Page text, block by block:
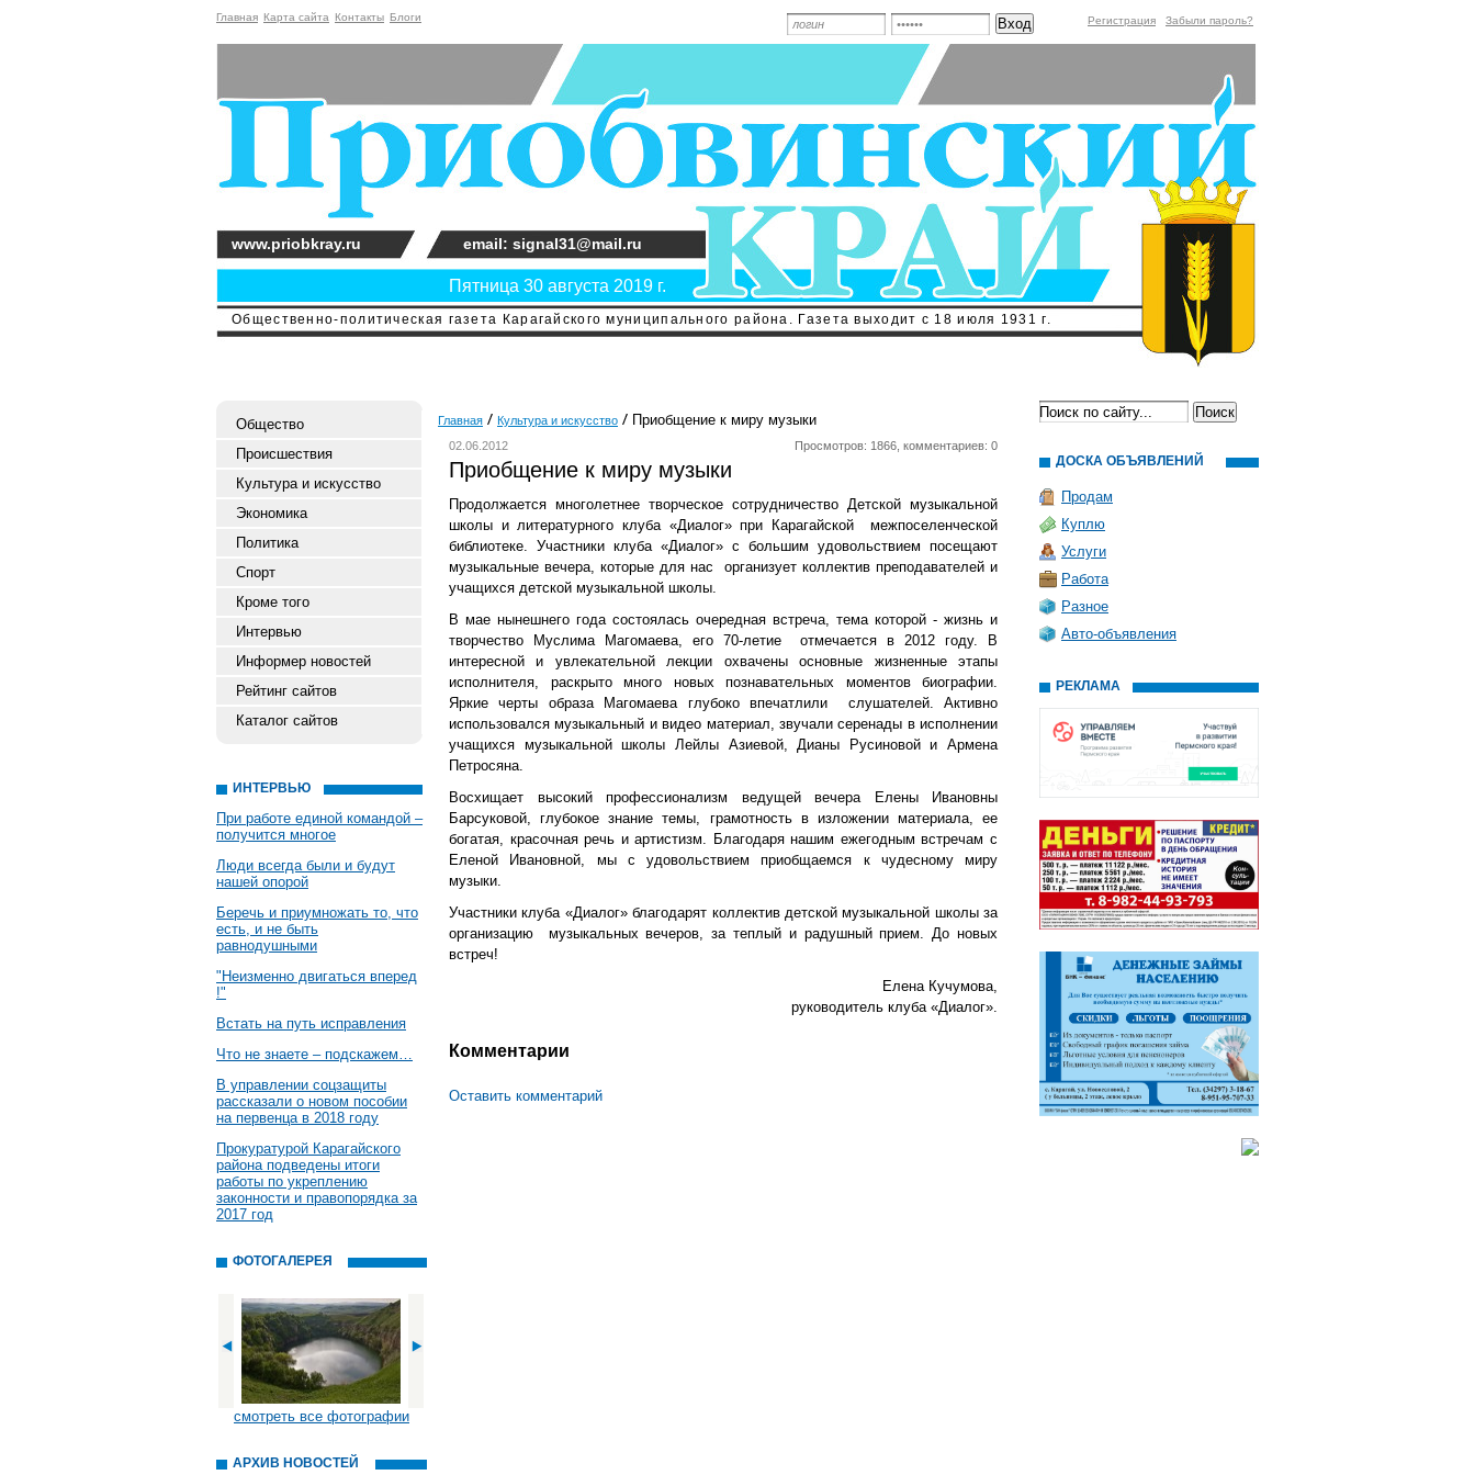
Главная Карта сайта Контакты Блоги Регистрация Забыли пароль?
Общественно-политическая газета Карагайского муниципального района. Газета выходит с 18 июля 1931 г.
Пятница 30 августа 2019 г.
www.priobkray.ru email: signal31@mail.ru
Общество
Происшествия
Культура и искусство
Экономика
Политика
Спорт
Кроме того
Интервью
Информер новостей
Рейтинг сайтов
Каталог сайтов
ИНТЕРВЬЮ
При работе единой командой –
получится многое
Люди всегда были и будут
нашей опорой
Беречь и приумножать то, что
есть, и не быть
равнодушными
"Неизменно двигаться вперед
!"
Встать на путь исправления
Что не знаете – подскажем…
В управлении соцзащиты
рассказали о новом пособии
на первенца в 2018 году
Прокуратурой Карагайского
района подведены итоги
работы по укреплению
законности и правопорядка за
2017 год
ФОТОГАЛЕРЕЯ
смотреть все фотографии
АРХИВ НОВОСТЕЙ
Главная Культура и искусство Приобщение к миру музыки
02.06.2012 Просмотров: 1866, комментариев: 0
Приобщение к миру музыки
Продолжается многолетнее творческое сотрудничество Детской музыкальной
школы и литературного клуба «Диалог» при Карагайской межпоселенческой
библиотеке. Участники клуба «Диалог» с большим удовольствием посещают
музыкальные вечера, которые для нас организует коллектив преподавателей и
учащихся детской музыкальной школы.
В мае нынешнего года состоялась очередная встреча, тема которой - жизнь и
творчество Муслима Магомаева, его 70-летие отмечается в 2012 году. В
интересной и увлекательной лекции охвачены основные жизненные этапы
исполнителя, раскрыто много новых познавательных моментов биографии.
Яркие черты образа Магомаева глубоко впечатлили слушателей. Активно
использовался музыкальный и видео материал, звучали серенады в исполнении
учащихся музыкальной школы Лейлы Азиевой, Дианы Русиновой и Армена
Петросяна.
Восхищает высокий профессионализм ведущей вечера Елены Ивановны
Барсуковой, глубокое знание темы, грамотность в изложении материала, ее
богатая, красочная речь и артистизм. Благодаря нашим ежегодным встречам с
Еленой Ивановной, мы с удовольствием приобщаемся к чудесному миру
музыки.
Участники клуба «Диалог» благодарят коллектив детской музыкальной школы за
организацию музыкальных вечеров, за теплый и радушный прием. До новых
встреч!
Елена Кучумова,
руководитель клуба «Диалог».
Комментарии
Оставить комментарий
ДОСКА ОБЪЯВЛЕНИЙ
Продам
Куплю
Услуги
Работа
Разное
Авто-объявления
РЕКЛАМА